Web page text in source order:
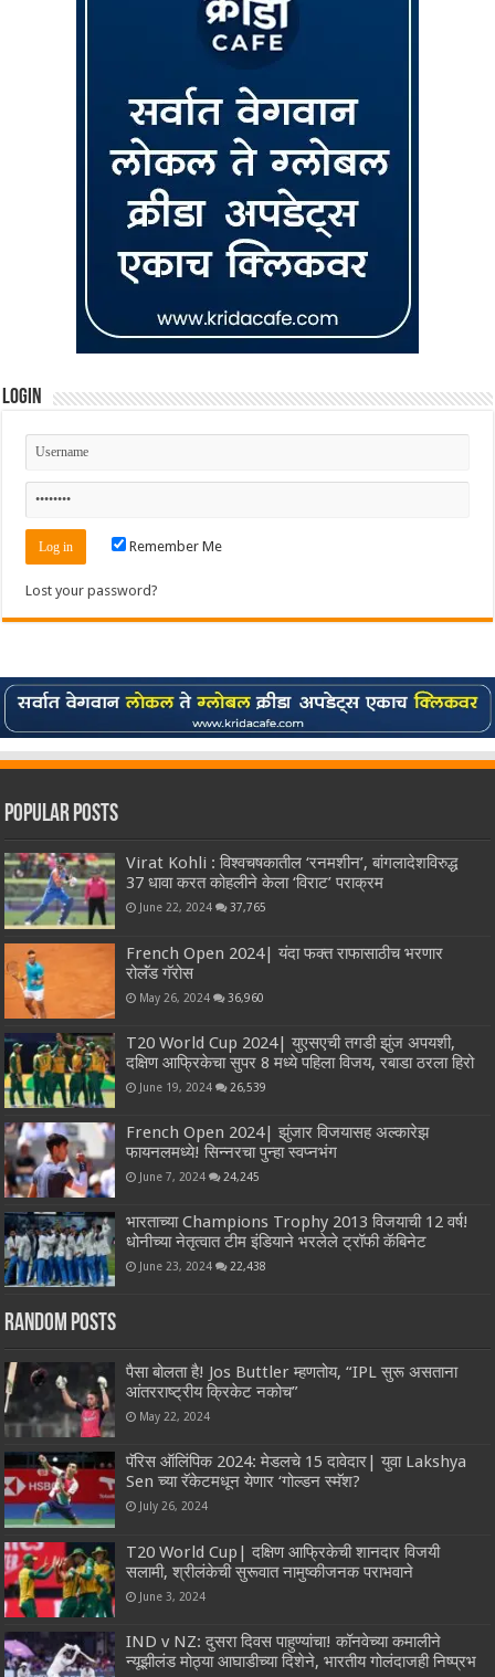
Login
Remember Me
Lost your password?
Popular Posts
Virat Kohli : विश्वचषकातील ‘रनमशीन’, बांगलादेशविरुद्ध
37 धावा करत कोहलीने केला ‘विराट’ पराक्रम
June 22, 2024 37,765
French Open 2024| यंदा फक्त राफासाठीच भरणार
रोलॅंड गॅरोस
May 26, 2024 36,960
T20 World Cup 2024| युएसएची तगडी झुंज अपयशी,
दक्षिण आफ्रिकेचा सुपर 8 मध्ये पहिला विजय, रबाडा ठरला हिरो
June 19, 2024 26,539
French Open 2024| झुंजार विजयासह अल्कारेझ
फायनलमध्ये! सिन्नरचा पुन्हा स्वप्नभंग
June 7, 2024 24,245
भारताच्या Champions Trophy 2013 विजयाची 12 वर्ष!
धोनीच्या नेतृत्वात टीम इंडियाने भरलेले ट्रॉफी कॅबिनेट
June 23, 2024 22,438
Random Posts
पैसा बोलता है! Jos Buttler म्हणतोय, “IPL सुरू असताना
आंतरराष्ट्रीय क्रिकेट नकोच”
May 22, 2024
पॅरिस ऑलिंपिक 2024: मेडलचे 15 दावेदार| युवा Lakshya
Sen च्या रॅकेटमधून येणार ‘गोल्डन स्मॅश?
July 26, 2024
T20 World Cup| दक्षिण आफ्रिकेची शानदार विजयी
सलामी, श्रीलंकेची सुरूवात नामुष्कीजनक पराभवाने
June 3, 2024
IND v NZ: दुसरा दिवस पाहुण्यांचा! कॉनवेच्या कमालीने
न्यूझीलंड मोठ्या आघाडीच्या दिशेने, भारतीय गोलंदाजही निष्प्रभ